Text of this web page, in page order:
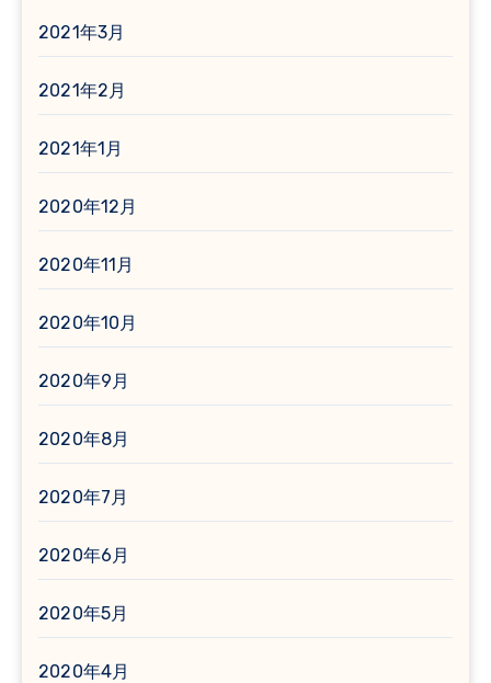
2021年3月
2021年2月
2021年1月
2020年12月
2020年11月
2020年10月
2020年9月
2020年8月
2020年7月
2020年6月
2020年5月
2020年4月